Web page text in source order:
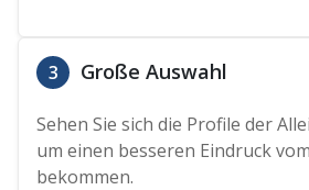
3 Große Auswahl
Sehen Sie sich die Profile der
um einen besseren Eindruck
bekommen.